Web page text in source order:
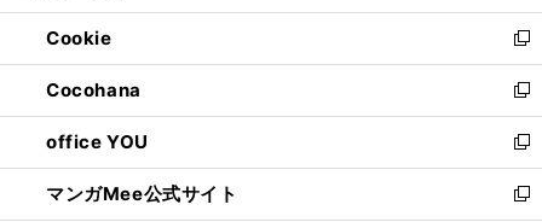
開
く
ウ
で
開
く
ン
ド
ウ
で
開
く
ウ
ィ
ン
ド
ウ
で
開
く
Cookie
新
し
い
ウ
ィ
ン
ド
Cocohana
新
し
い
ウ
ィ
office YOU
新
し
い
マンガMee公式サイト
新